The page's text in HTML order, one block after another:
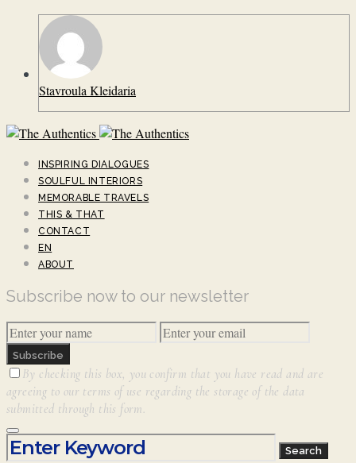
Stavroula Kleidaria
INSPIRING DIALOGUES
SOULFUL INTERIORS
MEMORABLE TRAVELS
THIS & THAT
CONTACT
EN
ABOUT
Subscribe now to our newsletter
Subscribe
By checking this box, you confirm that you have read and are
agreeing to our terms of use regarding the storage of the data
submitted through this form.
Search for:
Search